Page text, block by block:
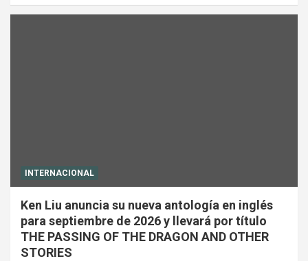
INTERNACIONAL
Ken Liu anuncia su nueva antología en inglés
para septiembre de 2026 y llevará por título
THE PASSING OF THE DRAGON AND OTHER
STORIES